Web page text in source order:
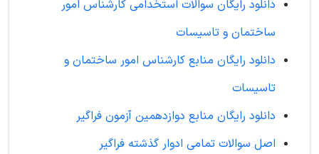
دانلود رایگان سوالات استخدامی کارشناس امور
ساختمان و تاسیسات
دانلود رایگان منابع کارشناس امور ساختمان و
تاسیسات
دانلود رایگان منابع دوازدهمین آزمون فراگیر
اصل سوالات تمامی ادوار گذشته فراگیر